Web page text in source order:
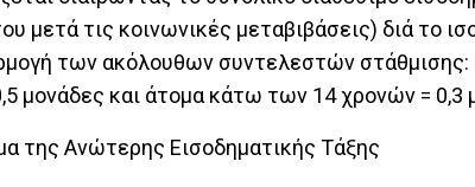
μετά τις κοινωνικές μεταβιβάσεις) διά το
των ακόλουθων συντελεστών στάθμισης:
μονάδες και άτομα κάτω των 14 χρονών = 0,3
της Ανώτερης Εισοδηματικής Τάξης